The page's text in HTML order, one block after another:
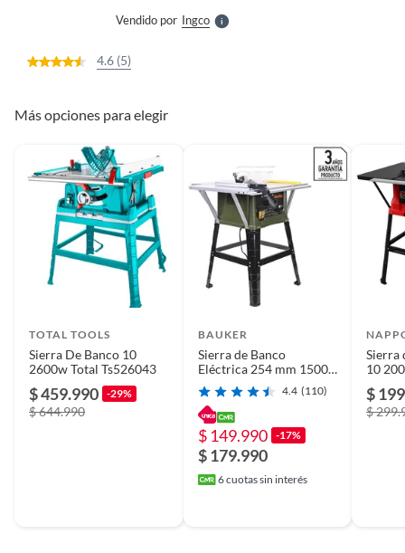
Vendido por IngcoS
4.6 (5)
Más opciones para elegir
TOTAL TOOLS
Sierra De Banco 10
2600w Total Ts526043
$ 459.990 -29%
$ 644.990
BAUKER
Sierra de Banco
Eléctrica 254 mm 1500
W TS2546
4.4 (110)
$ 149.990 -17%
$ 179.990
6cuotas sin interés
Sierra
10
$
$